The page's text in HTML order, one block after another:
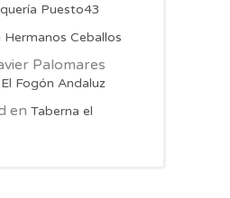
Puesto43
Hermanos Ceballos
Palomares
El Fogón Andaluz
en Taberna el